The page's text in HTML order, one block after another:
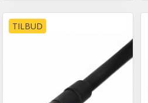
TILBUD